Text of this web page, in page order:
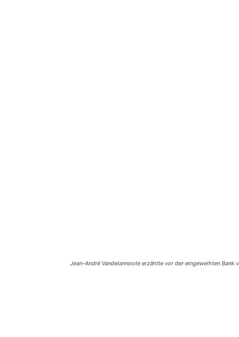
Jean-André Vandelannoote erzählte vor der eingeweihten